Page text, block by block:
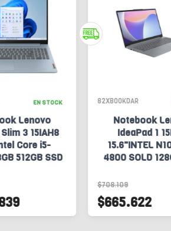
EN STOCK
Lenovo
3 15IAH8
Core i5-
512GB SSD
82XB00KDAR
Notebook
IdeaPad 1
15.6"INTEL
4800 SOLD
ARTICO
$708.109
$665.622